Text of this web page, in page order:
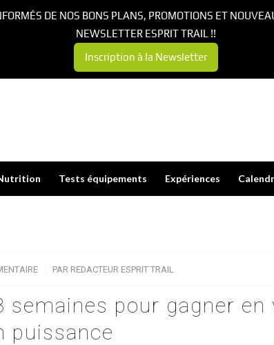
Tests équipements Expériences
/ PAR REDACTEUR ESPRIT TRAIL
pour gagner en
puissance
DE NOS BONS PLANS, PROMOTIONS ET
NEWSLETTER ESPRIT TRAIL !!
Inscription à la Newsletter